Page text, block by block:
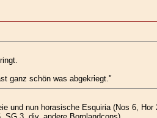
ganz schön was abgekriegt."
und nun horasische Esquiria (Nos 6, Hor